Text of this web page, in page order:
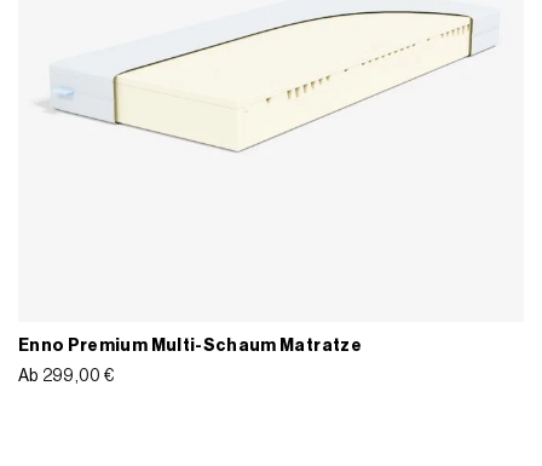
Enno Premium Multi-Schaum Matratze
Ab 299,00€